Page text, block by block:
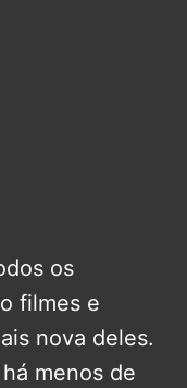
os
filmes e
nova deles.
menos de